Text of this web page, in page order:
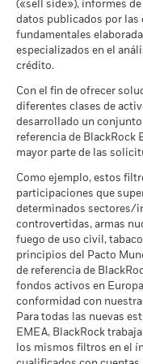
pasadas.La
la rentabilidad futura.
formas muy diferentes
cómo se ha gestionado
Liquidativo (VL), con
cuando corresponda.
aumentar o disminuir
valor de las divisas si
distinta de la utilizada
pasada. Fuente:
Desfavorable
Lo
Favorable
Lo
El escenario de
circunstancias
Calificación de Fondos
de MSCI (AAA-CCC)
a 17 jul 2026
Puntuación de Calidad
a 17 jul 2026
Clasificación Global de
Fondos de Lipper
a 17 jul 2026
Intensidad Media
de Exposición al
MSCI (toneladas de
emisiones de CO2 /
$ en ventas)
a 17 jul 2026
Porcentaje de Cobertura
de MSCI
a 17 jul 2026
Puntuación de Calidad
de MSCI - Percentil
Empresas Similares
Uso Civil
a 30 jun 2026
MSCI - Tabaco
a 30 jun 2026
MSCI - Empresas que
cumplen lo establecido
Pacto Mundial de las
Naciones Unidas
a 30 jun 2026
a 30 jun 2026
MSCI - Arenas
a 30 jun 2026
Cobertura de
Empresarial
a 30 jun 2026
Porcentaje del Fondo
(«sell side»), informes
datos publicados por las
fundamentales
especializados en el
crédito.
Con el fin de ofrecer
diferentes clases de
desarrollado un
referencia de BlackRock
mayor parte de las
Como ejemplo, estos
participaciones que
determinados sectores/
controvertidas, armas
fuego de uso civil,
principios del Pacto
de referencia de
fondos activos en
conformidad con
Para todas las nuevas
EMEA, BlackRock
los mismos filtros en el